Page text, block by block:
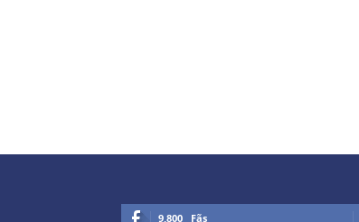
9,800 Fãs